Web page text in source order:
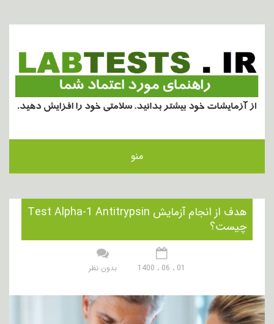
منو
هدف از انجام آزمایش Test Alpha-1 Antitrypsin
چیست؟
01 ، 06 ، 1400 بدون نظر